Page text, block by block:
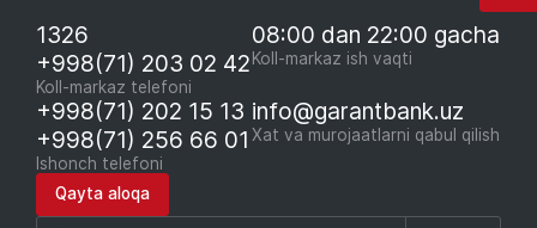
1326
+998(71) 203 02 42
Koll-markaz telefoni
08:00 dan 22:00 gacha
Koll-markaz ish vaqti
+998(71) 202 15 13
+998(71) 256 66 01
Ishonch telefoni
info@garantbank.uz
Xat va murojaatlarni qabul qilish
Qayta aloqa